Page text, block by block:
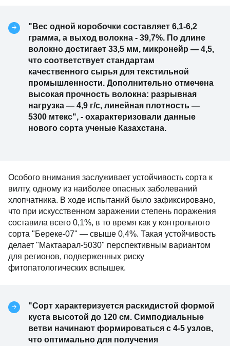
"Вес одной коробочки составляет 6,1-6,2
грамма, а выход волокна - 39,7%. По длине
волокно достигает 33,5 мм, микронейр — 4,5,
что соответствует стандартам
качественного сырья для текстильной
промышленности. Дополнительно отмечена
высокая прочность волокна: разрывная
нагрузка — 4,9 г/с, линейная плотность —
5300 мтекс", - охарактеризовали данные
нового сорта ученые Казахстана.
Особого внимания заслуживает устойчивость сорта к
вилту, одному из наиболее опасных заболеваний
хлопчатника. В ходе испытаний было зафиксировано,
что при искусственном заражении степень поражения
составила всего 0,1%, в то время как у контрольного
сорта "Береке-07" — свыше 0,4%. Такая устойчивость
делает "Мактаарал-5030" перспективным вариантом
для регионов, подверженных риску
фитопатологических вспышек.
"Сорт характеризуется раскидистой формой
куста высотой до 120 см. Симподиальные
ветви начинают формироваться с 4-5 узлов,
что оптимально для получения